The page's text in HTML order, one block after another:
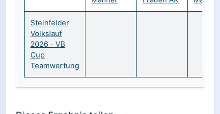
Steinfelder
Volkslauf
2026 - VB
Cup
Teamwertung